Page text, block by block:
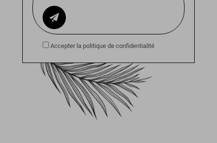
Accepter la politique de confidentialité